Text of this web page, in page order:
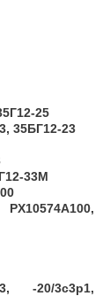
25
35БГ12-23
33М
-20/3с3р1,